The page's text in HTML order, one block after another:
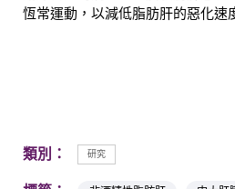
恆常運動，以減低脂肪肝的惡化速
類別： 研究